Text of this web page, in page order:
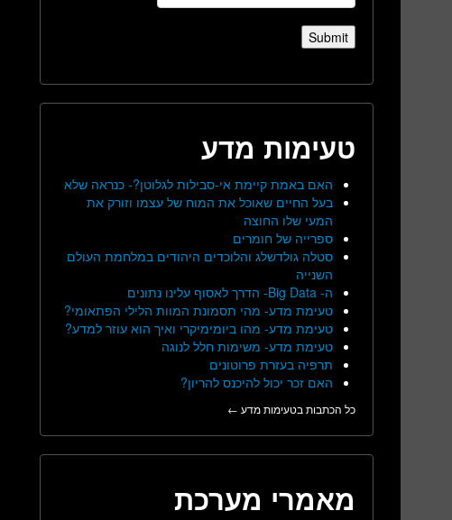
טעימות מדע
האם באמת קיימת אי-סבילות לגלוטן?- כנראה שלא
בעל החיים שאוכל את המוח של עצמו וזורק את
המעי שלו החוצה
ספרייה של חומרים
סטלה גולדשלג והלוכדים היהודים במלחמת העולם
השנייה
ה- Big Data- הדרך לאסוף עלינו נתונים
טעימת מדע- מהי תסמונת המוות הלילי הפתאומי?
טעימת מדע- מהו ביומימיקרי ואיך הוא עוזר למדע?
טעימת מדע- משימות חלל לנוגה
תרפיה בעזרת פרוטונים
האם זכר יכול להיכנס להריון?
כל הכתבות בטעימות מדע ←
מאמרי מערכת